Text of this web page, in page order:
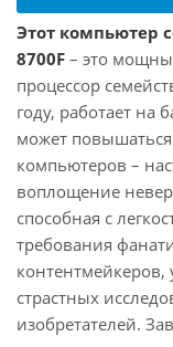
Этот компьютер
8700F – это
процессор
году, работает на
может
компьютеров –
воплощение
способная с
требования
страстных
изобретателей.